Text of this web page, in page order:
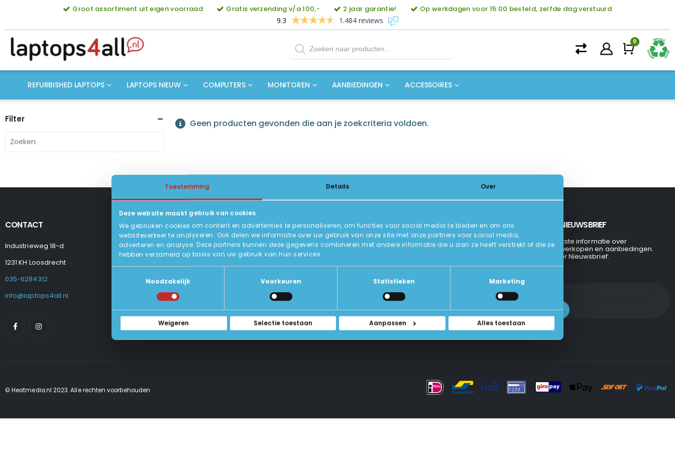
Toestemming Details Over
Deze website maakt gebruik van cookies
We gebruiken cookies om content en advertenties te personaliseren, om functies voor social media te bieden en om ons
websiteverkeer te analyseren. Ook delen we informatie over uw gebruik van onze site met onze partners voor social media,
adverteren en analyse. Deze partners kunnen deze gegevens combineren met andere informatie die u aan ze heeft verstrekt of die ze
hebben verzameld op basis van uw gebruik van hun services.
Noodzakelijk
Voorkeuren Statistieken Marketing
Weigeren Selectie toestaan Aanpassen Alles toestaan
Groot assortiment uit eigen voorraad Gratis verzending v/a 100,- 2 jaar garantie!
Op werkdagen voor 15:00 besteld, zelfde dag verstuurd
9.3
1.484 reviews
Producten
zoeken
0
REFURBISHED LAPTOPS LAPTOPS NIEUW COMPUTERS MONITOREN AANBIEDINGEN ACCESSOIRES
Geen producten gevonden die aan je zoekcriteria voldoen.
Filter
CONTACT
Industrieweg 18-d
1231 KH Loosdrecht
035-6284312
info@laptops4all.nl
KLANTENSERVICE
Levering
Betalen En Bestellen
Retourneren
Veel Gestelde Vragen
Algemene Voorwaarden
Privacy Beleid
INFORMATIE
Over Ons
U-Pas
Contact Met Ons Opnemen
INSCHRIJVEN NIEUWSBRIEF
Ontvang de laatste informatie over
evenementen, verkopen en aanbiedingen.
Aanmelden voor Nieuwsbrief:
© Heatmedia.nl 2023. Alle rechten voorbehouden